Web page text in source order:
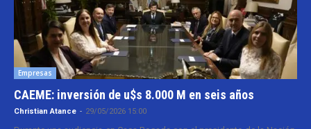
Empresas
CAEME: inversión de u$s 8.000 M en seis años
Christian Atance - 29/05/2026 15:00